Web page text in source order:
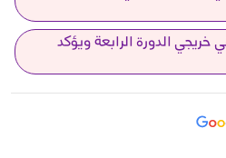
خريجي الدورة الرابعة ويؤكد